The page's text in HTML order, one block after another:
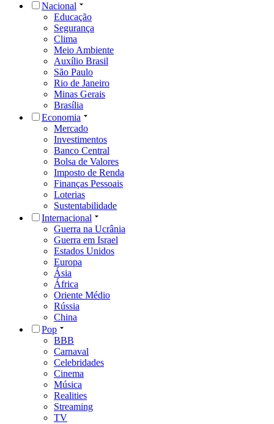
Nacional
Educação
Segurança
Clima
Meio Ambiente
Auxílio Brasil
São Paulo
Rio de Janeiro
Minas Gerais
Brasília
Economia
Mercado
Investimentos
Banco Central
Bolsa de Valores
Imposto de Renda
Finanças Pessoais
Loterias
Sustentabilidade
Internacional
Guerra na Ucrânia
Guerra em Israel
Estados Unidos
Europa
Ásia
África
Oriente Médio
Rússia
China
Pop
BBB
Carnaval
Celebridades
Cinema
Música
Realities
Streaming
TV